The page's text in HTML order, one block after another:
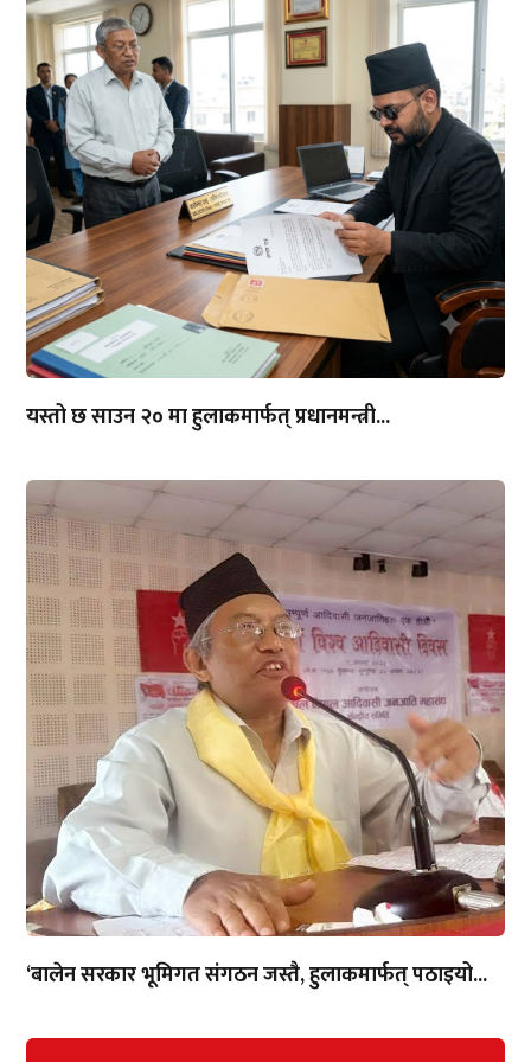
यस्तो छ साउन २० मा हुलाकमार्फत् प्रधानमन्त्री...
‘बालेन सरकार भूमिगत संगठन जस्तै, हुलाकमार्फत् पठाइयो...